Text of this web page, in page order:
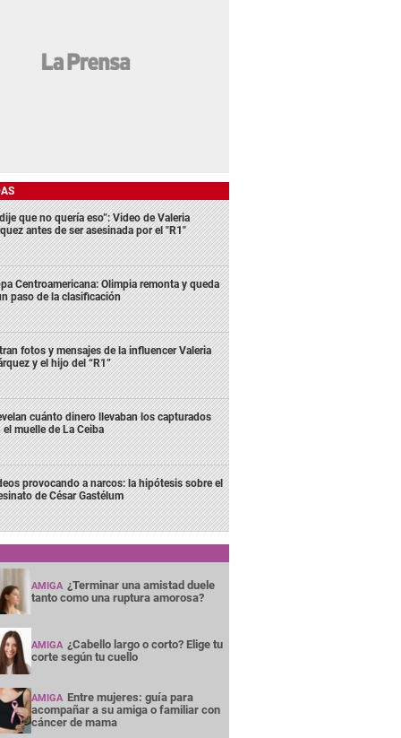
que no quería eso”: Video de Valeria
antes de ser asesinada por el "R1"
Centroamericana: Olimpia remonta y queda
paso de la clasificación
fotos y mensajes de la influencer Valeria
y el hijo del “R1”
cuánto dinero llevaban los capturados
el muelle de La Ceiba
provocando a narcos: la hipótesis sobre el
de César Gastélum
AMIGA ¿Terminar una amistad duele
tanto como una ruptura amorosa?
AMIGA ¿Cabello largo o corto? Elige tu
corte según tu cuello
AMIGA Entre mujeres: guía para
acompañar a su amiga o familiar con
cáncer de mama